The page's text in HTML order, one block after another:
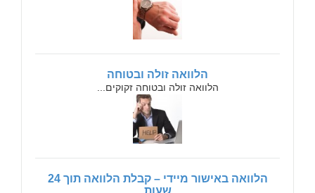
הלוואה זולה ובטוחה
הלוואה זולה ובטוחה זקוקים...
הלוואה באישור מיידי – קבלת הלוואה תוך 24
שעות